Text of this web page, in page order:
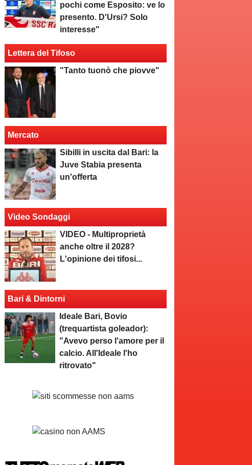
pochi come Esposito: ve lo
presento. D'Ursi? Solo
interesse"
Lettera del Tifoso
"Tanto tuonò che piovve"
Mercato
Sibilli in uscita dal Bari: la
Juve Stabia presenta
un'offerta
Video Sondaggi
VIDEO - Multiproprietà
anche oltre il 2028?
L'opinione dei tifosi...
Bari & Dintorni
Ideale Bari, Bovio
(trequartista goleador):
"Avevo perso l'amore per il
calcio. All'Ideale l'ho
ritrovato"